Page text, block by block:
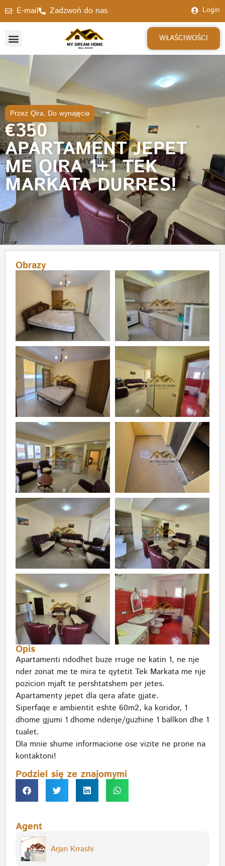
E-mail Zadzwoń do nas Login
WŁAŚCIWOŚCI
Przez Qira, Do wynajęcia
€350
APARTAMENT JEPET
ME QIRA 1+1 TEK
MARKATA DURRES!
Obrazy
Opis
Apartamenti ndodhet buze rruge ne katin 1, ne nje
nder zonat me te mira te qytetit Tek Markata me nje
pozicion mjaft te pershtatshem per jetes.
Apartamenty jepet dla qera afate gjate.
Siperfaqe e ambientit eshte 60m2, ka koridor, 1
dhome gjumi 1 dhome ndenje/guzhine 1 ballkon dhe 1
tualet.
Dla mnie shume informacione ose vizite ne prone na
kontaktoni!
Podziel się ze znajomymi
Agent
Arjan Krrashi